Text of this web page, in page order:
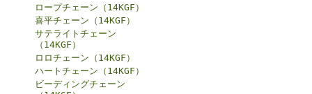
ロープチェーン（14KGF）
喜平チェーン（14KGF）
サテライトチェーン
（14KGF）
ロロチェーン（14KGF）
ハートチェーン（14KGF）
ビーディングチェーン